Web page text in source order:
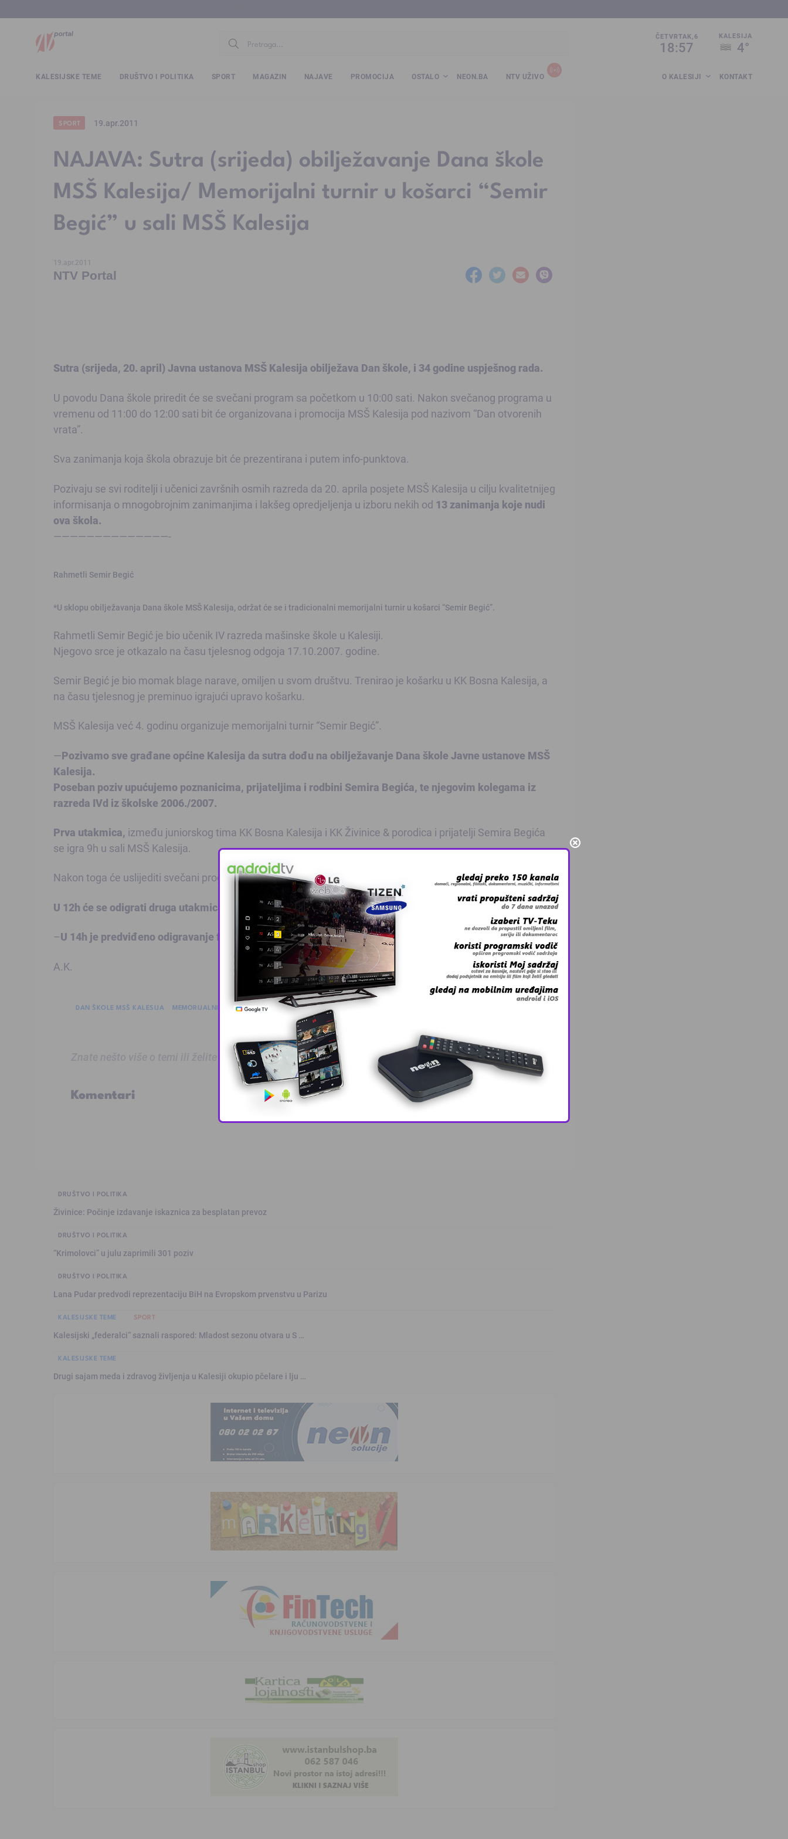
ČETVRTAK,6
18:57
KALESIJA
4°
KALESIJSKE TEME DRUŠTVO I POLITIKA SPORT MAGAZIN NAJAVE PROMOCIJA OSTALO NEON.BA NTV UŽIVO O KALESIJI KONTAKT
SPORT 19.apr.2011
NAJAVA: Sutra (srijeda) obilježavanje Dana škole
MSŠ Kalesija/ Memorijalni turnir u košarci “Semir
Begić” u sali MSŠ Kalesija
19.apr.2011
NTV Portal
Sutra (srijeda, 20. april) Javna ustanova MSŠ Kalesija obilježava Dan škole, i 34 godine uspješnog rada.
U povodu Dana škole priredit će se svečani program sa početkom u 10:00 sati. Nakon svečanog programa u
vremenu od 11:00 do 12:00 sati bit će organizovana i promocija MSŠ Kalesija pod nazivom “Dan otvorenih
vrata”.
Sva zanimanja koja škola obrazuje bit će prezentirana i putem info-punktova.
Pozivaju se svi roditelji i učenici završnih osmih razreda da 20. aprila posjete MSŠ Kalesija u cilju kvalitetnijeg
informisanja o mnogobrojnim zanimanjima i lakšeg opredjeljenja u izboru nekih od 13 zanimanja koje nudi
ova škola.
——————————————-
Rahmetli Semir Begić
*U sklopu obilježavanja Dana škole MSŠ Kalesija, održat će se i tradicionalni memorijalni turnir u košarci “Semir Begić”.
Rahmetli Semir Begić je bio učenik IV razreda mašinske škole u Kalesiji.
Njegovo srce je otkazalo na času tjelesnog odgoja 17.10.2007. godine.
Semir Begić je bio momak blage narave, omiljen u svom društvu. Trenirao je košarku u KK Bosna Kalesija, a
na času tjelesnog je preminuo igrajući upravo košarku.
MSŠ Kalesija već 4. godinu organizuje memorijalni turnir “Semir Begić”.
—Pozivamo sve građane općine Kalesija da sutra dođu na obilježavanje Dana škole Javne ustanove MSŠ
Kalesija.
Poseban poziv upućujemo poznanicima, prijateljima i rodbini Semira Begića, te njegovim kolegama iz
razreda IVd iz školske 2006./2007.
Prva utakmica, između juniorskog tima KK Bosna Kalesija i KK Živinice & porodica i prijatelji Semira Begića
se igra 9h u sali MSŠ Kalesija.
Nakon toga će uslijediti svečani program obilježavanja Dana škole.
U 12h će se odigrati druga utakmica , a sastat će se “CEZAM” Tojšići i profesori MSŠ Kalesija.
–U 14h je predviđeno odigravanje finalnog meča, u kojem će se sastati pobjednici ovih parova.
A.K.
DAN ŠKOLE MSŠ KALESIJA MEMORIJALNI TURNIR U KOŠARCI SEMIR BEGIĆ
Znate nešto više o temi ili želite prijaviti grešku u tekstu?
Komentari
DRUŠTVO I POLITIKA
Živinice: Počinje izdavanje iskaznica za besplatan prevoz
DRUŠTVO I POLITIKA
“Krimolovci” u julu zaprimili 301 poziv
DRUŠTVO I POLITIKA
Lana Pudar predvodi reprezentaciju BiH na Evropskom prvenstvu u Parizu
KALESIJSKE TEME SPORT
Kalesijski „federalci“ saznali raspored: Mladost sezonu otvara u S …
KALESIJSKE TEME
Drugi sajam meda i zdravog življenja u Kalesiji okupio pčelare i lju …